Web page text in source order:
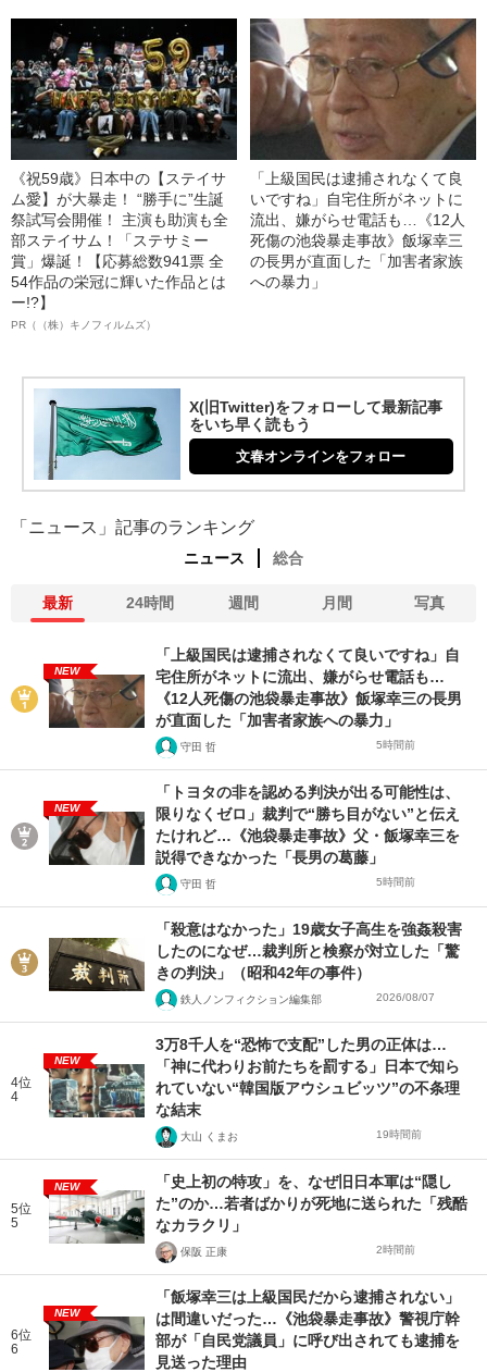
《祝59歳》日本中の【ステイサ
ム愛】が大暴走！ “勝手に”生誕
祭試写会開催！ 主演も助演も全
部ステイサム！「ステサミー
賞」爆誕！【応募総数941票 全
54作品の栄冠に輝いた作品とは
ー!?】
PR（（株）キノフィルムズ）
「上級国民は逮捕されなくて良
いですね」自宅住所がネットに
流出、嫌がらせ電話も…《12人
死傷の池袋暴走事故》飯塚幸三
の長男が直面した「加害者家族
への暴力」
X(旧Twitter)をフォローして最新記事
をいち早く読もう
文春オンラインをフォロー
「ニュース」記事のランキング
ニュース 総合
最新 24時間 週間 月間 写真
NEW
「上級国民は逮捕されなくて良いですね」自
宅住所がネットに流出、嫌がらせ電話も…
《12人死傷の池袋暴走事故》飯塚幸三の長男
が直面した「加害者家族への暴力」
守田 哲 5時間前
NEW
「トヨタの非を認める判決が出る可能性は、
限りなくゼロ」裁判で“勝ち目がない”と伝え
たけれど…《池袋暴走事故》父・飯塚幸三を
説得できなかった「長男の葛藤」
守田 哲 5時間前
「殺意はなかった」19歳女子高生を強姦殺害
したのになぜ…裁判所と検察が対立した「驚
きの判決」（昭和42年の事件）
鉄人ノンフィクション編集部 2026/08/07
4位
4
NEW
3万8千人を“恐怖で支配”した男の正体は…
「神に代わりお前たちを罰する」日本で知ら
れていない“韓国版アウシュビッツ”の不条理
な結末
大山 くまお 19時間前
5位
5
NEW
「史上初の特攻」を、なぜ旧日本軍は“隠し
た”のか…若者ばかりが死地に送られた「残酷
なカラクリ」
保阪 正康 2時間前
6位
6
NEW
「飯塚幸三は上級国民だから逮捕されない」
は間違いだった…《池袋暴走事故》警視庁幹
部が「自民党議員」に呼び出されても逮捕を
見送った理由